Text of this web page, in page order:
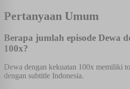
Pertanyaan Umum
Berapa jumlah episode Dewa
100x?
Dewa dengan kekuatan 100x memiliki
dengan subtitle Indonesia.